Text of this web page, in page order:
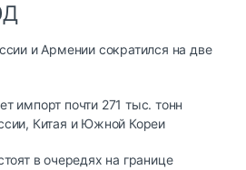
и Армении сократился на две
импорт почти 271 тыс. тонн
Китая и Южной Кореи
в очередях на границе